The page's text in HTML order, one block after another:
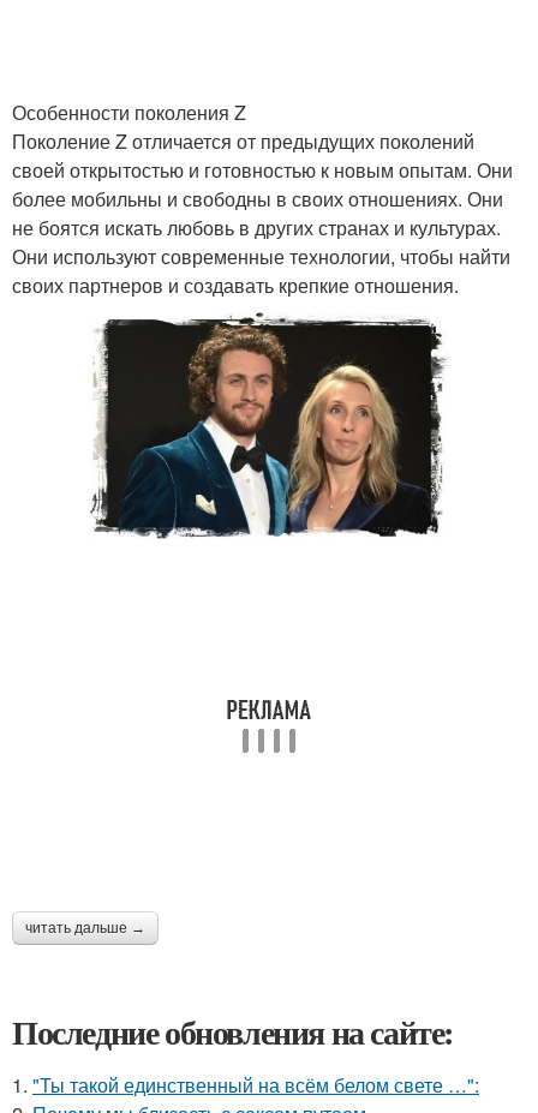
Особенности поколения Z
Поколение Z отличается от предыдущих поколений
своей открытостью и готовностью к новым опытам. Они
более мобильны и свободны в своих отношениях. Они
не боятся искать любовь в других странах и культурах.
Они используют современные технологии, чтобы найти
своих партнеров и создавать крепкие отношения.
читать дальше →
Последние обновления на сайте:
1. "Ты такой единственный на всём белом свете …":